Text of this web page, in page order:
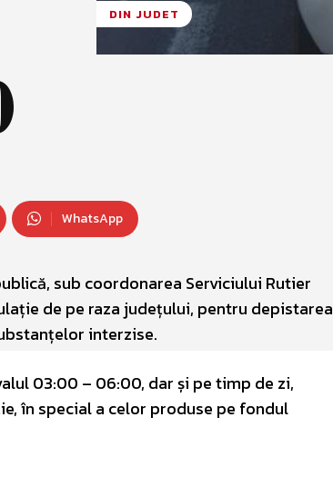
DIN JUDET
WhatsApp
sub coordonarea Serviciului Rutier
de pe raza județului, pentru depistarea
interzise.
03:00 – 06:00, dar și pe timp de zi,
în special a celor produse pe fondul